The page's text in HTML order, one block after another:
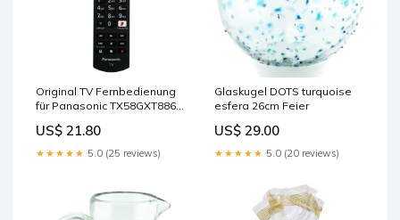
Original TV Fernbedienung
für Panasonic TX58GXT886
US$ 21.80
★★★★★ 5.0 (25 reviews)
Glaskugel DOTS turquoise
esfera 26cm Feier
US$ 29.00
★★★★★ 5.0 (20 reviews)